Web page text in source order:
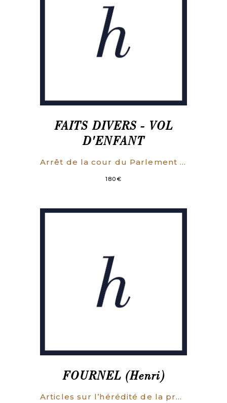
FAITS DIVERS - VOL
D'ENFANT
Arrêt de la cour du Parlement qui condamne Françoise Chabanoue au fouet, à la marque, au carcan, et à être détenue dans la maison de force de l’Hôpital général, pour avoir volé un enfant.
180€
FOURNEL (Henri)
Articles sur l’hérédité de la propriété. [Réponse à une brochure intitulée « Questions sur le droit d’hérédité spécialement considéré dans la Monarchie et dans la Pairie », par M. le Bon Massias].